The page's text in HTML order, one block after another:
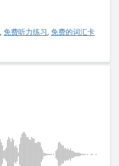
, 免费听力练习, 免费的词汇卡